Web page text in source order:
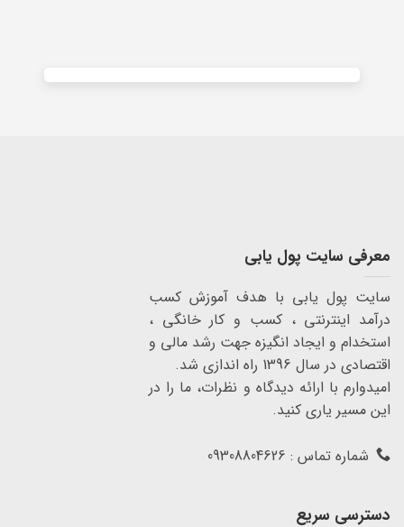
معرفی سایت پول یابی
سایت پول یابی با هدف آموزش کسب
درآمد اینترنتی ، کسب و کار خانگی ،
استخدام و ایجاد انگیزه جهت رشد مالی و
اقتصادی در سال 1396 راه اندازی شد.
امیدوارم با ارائه دیدگاه و نظرات، ما را در
این مسیر یاری کنید.
شماره تماس : 09308804626
دسترسی سریع